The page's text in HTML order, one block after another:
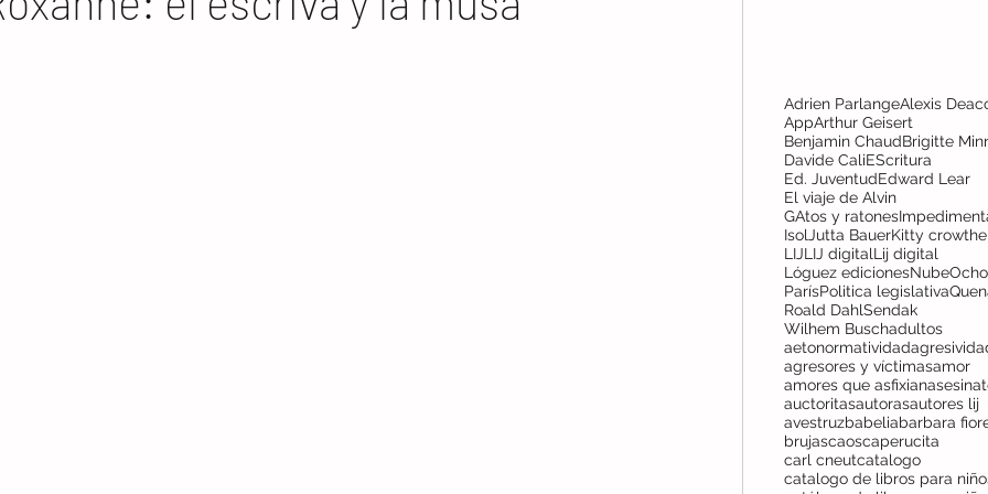
Adrien ParlangeAlexis
AppArthur Geisert
Benjamin ChaudBrigitte
Davide CaliEScritura
Ed. JuventudEdward Lear
El viaje de Alvin
GAtos y ratones
Isol Jutta BauerKitty
LIJLIJ digitalLij digital
Lóguez edicionesNubeOcho
ParísPolitica legislativa
Roald DahlSendak
Wilhem Buschadultos
aetonormatividad
agresores y víctimasamor
amores que asfixian
auctoritasautorasautores lij
avestruzbabeliabarbara
brujascaoscaperucita
carl cneutcatalogo